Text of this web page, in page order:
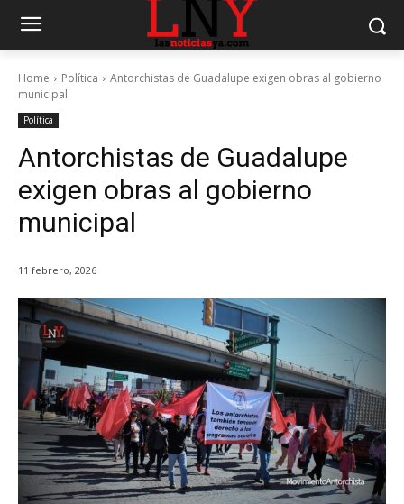
Home Política
Antorchistas de Guadalupe exigen obras al gobierno
municipal
Política
Antorchistas de Guadalupe
exigen obras al gobierno
municipal
11 febrero, 2026